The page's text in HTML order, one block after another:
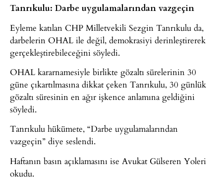
Tanrıkulu: Darbe uygulamalarından vazgeçin
Eyleme katılan CHP Milletvekili Sezgin Tanrıkulu da,
darbelerin OHAL ile değil, demokrasiyi derinleştirerek
gerçekleştirebileceğini söyledi.
OHAL kararnamesiyle birlikte gözaltı sürelerinin 30
güne çıkartılmasına dikkat çeken Tanrıkulu, 30 günlük
gözaltı süresinin en ağır işkence anlamına geldiğini
söyledi.
Tanrıkulu hükümete, “Darbe uygulamalarından
vazgeçin” diye seslendi.
Haftanın basın açıklamasını ise Avukat Gülseren Yoleri
okudu.